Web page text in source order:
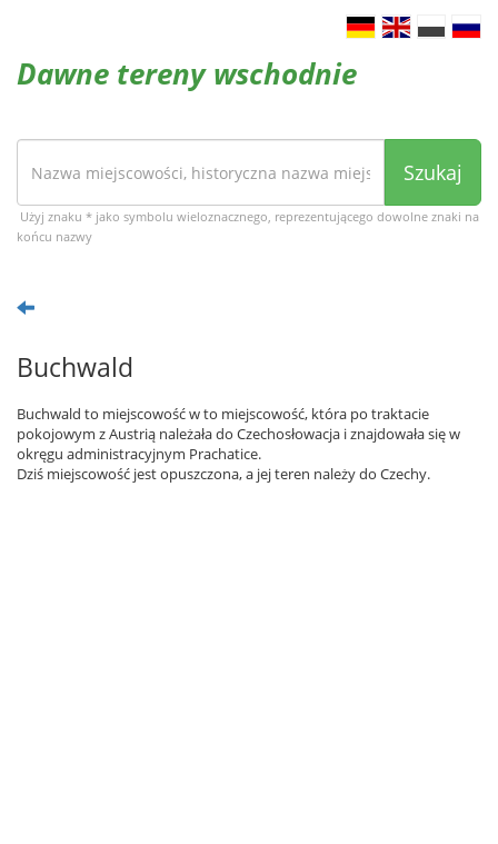
Dawne tereny wschodnie
Szukaj
Użyj znaku * jako symbolu wieloznacznego, reprezentującego dowolne znaki na
końcu nazwy
Buchwald
Buchwald to miejscowość w to miejscowość, która po traktacie
pokojowym z Austrią należała do Czechosłowacja i znajdowała się w
okręgu administracyjnym Prachatice.
Dziś miejscowość jest opuszczona, a jej teren należy do Czechy.